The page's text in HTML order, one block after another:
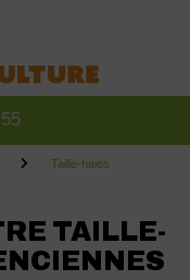
Taille-haies
TAILLE-